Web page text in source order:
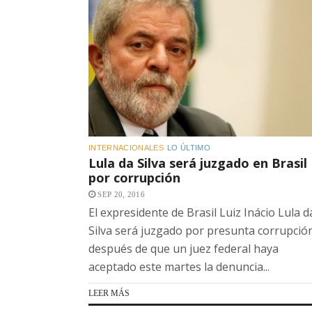
INTERNACIONALES LO ÚLTIMO
Lula da Silva será juzgado en Brasil
por corrupción
SEP 20, 2016
El expresidente de Brasil Luiz Inácio Lula
Silva será juzgado por presunta
después de que un juez federal haya
aceptado este martes la denuncia...
LEER MÁS